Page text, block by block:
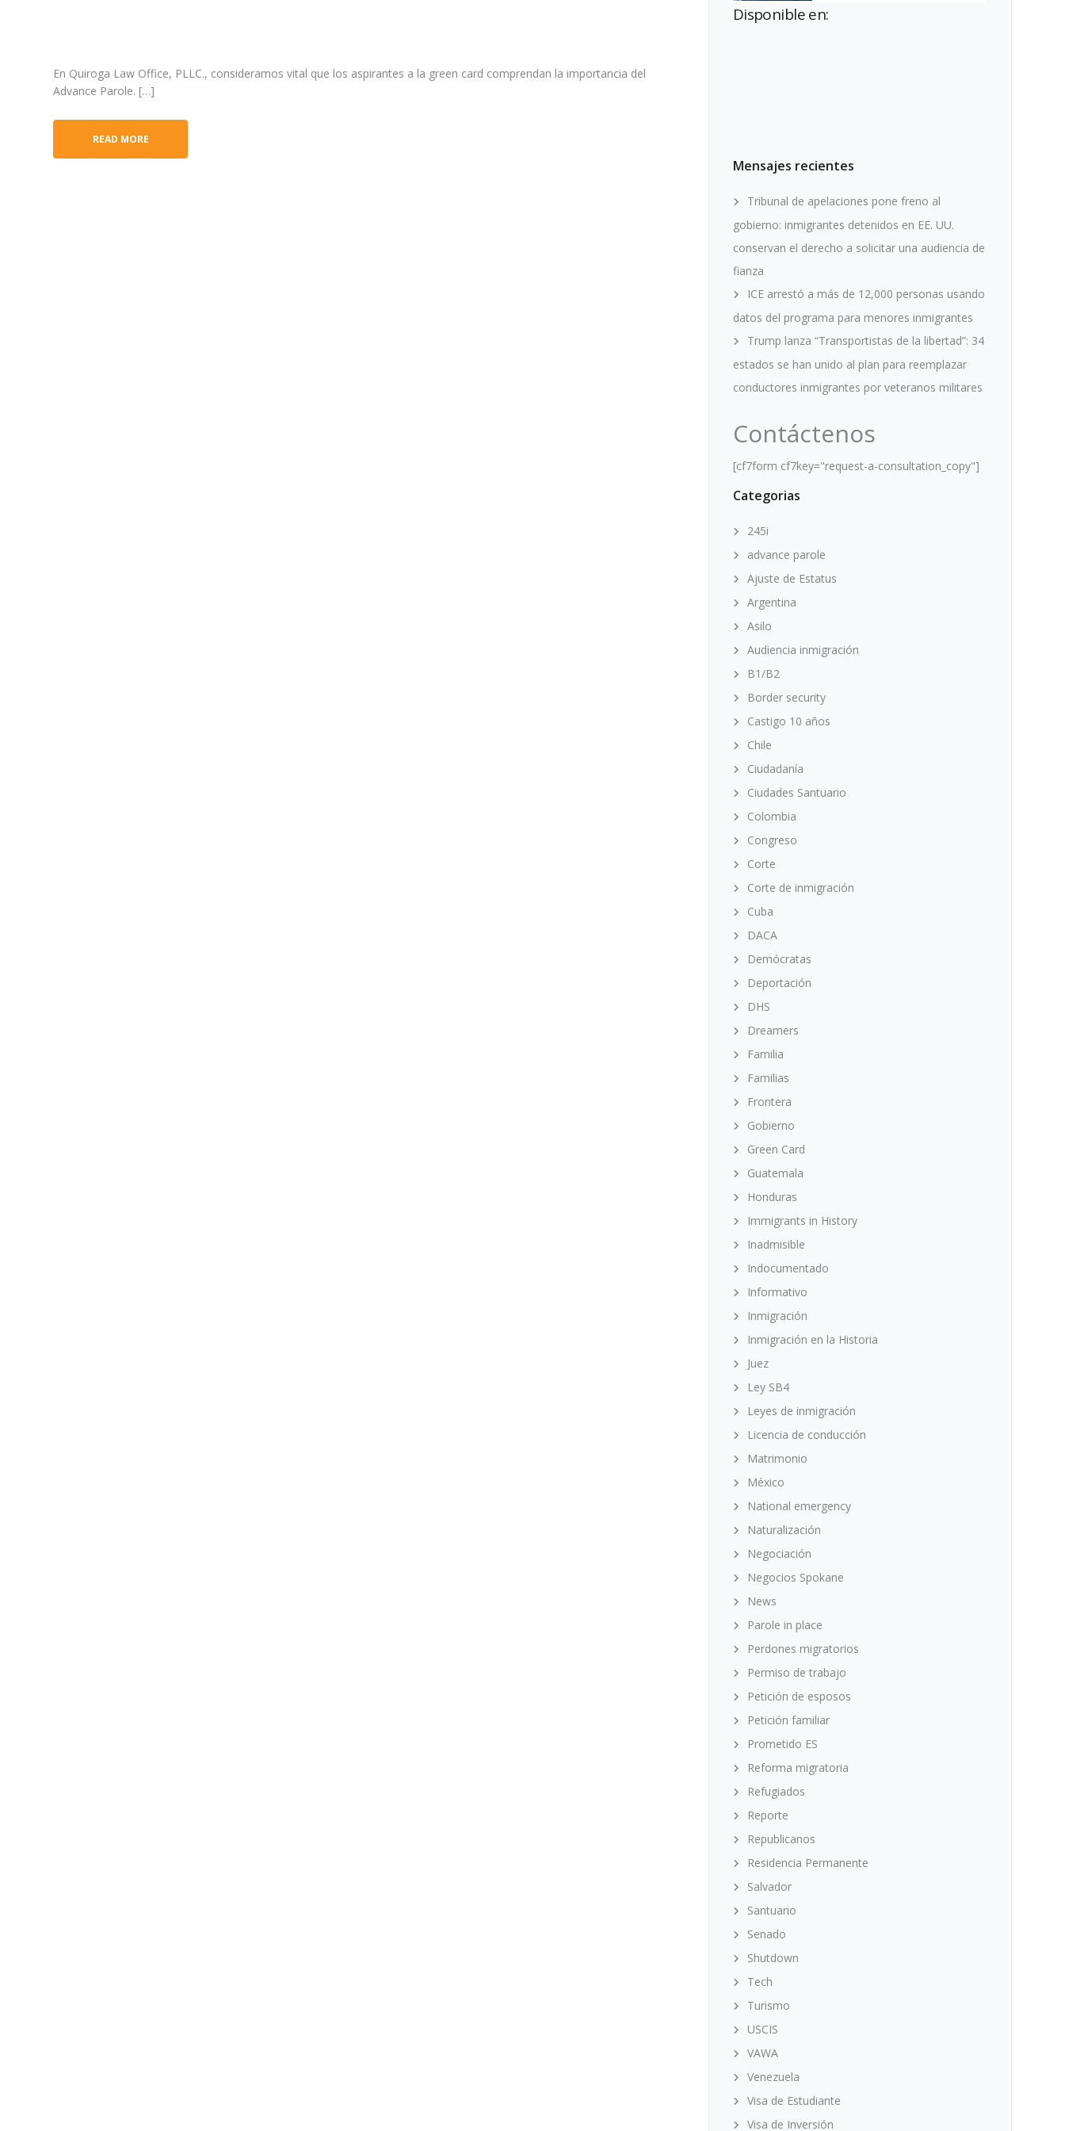
En Quiroga Law Office, PLLC., consideramos vital que los aspirantes a la green card comprendan la importancia del
Advance Parole. […]
READ MORE
Disponible en:
Mensajes recientes
Tribunal de apelaciones pone freno al
gobierno: inmigrantes detenidos en EE. UU.
conservan el derecho a solicitar una audiencia de
fianza
ICE arrestó a más de 12,000 personas usando
datos del programa para menores inmigrantes
Trump lanza “Transportistas de la libertad”: 34
estados se han unido al plan para reemplazar
conductores inmigrantes por veteranos militares
Contáctenos
[cf7form cf7key="request-a-consultation_copy"]
Categorias
245i
advance parole
Ajuste de Estatus
Argentina
Asilo
Audiencia inmigración
B1/B2
Border security
Castigo 10 años
Chile
Ciudadanía
Ciudades Santuario
Colombia
Congreso
Corte
Corte de inmigración
Cuba
DACA
Demócratas
Deportación
DHS
Dreamers
Familia
Familias
Frontera
Gobierno
Green Card
Guatemala
Honduras
Immigrants in History
Inadmisible
Indocumentado
Informativo
Inmigración
Inmigración en la Historia
Juez
Ley SB4
Leyes de inmigración
Licencia de conducción
Matrimonio
México
National emergency
Naturalización
Negociación
Negocios Spokane
News
Parole in place
Perdones migratorios
Permiso de trabajo
Petición de esposos
Petición familiar
Prometido ES
Reforma migratoria
Refugiados
Reporte
Republicanos
Residencia Permanente
Salvador
Santuario
Senado
Shutdown
Tech
Turismo
USCIS
VAWA
Venezuela
Visa de Estudiante
Visa de Inversión